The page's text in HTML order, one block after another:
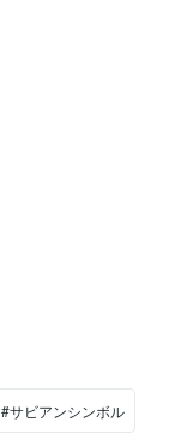
#サビアンシンボル